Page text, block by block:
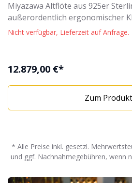
Miyazawa Altflöte aus 925er
außerordentlich ergonomischer
Der Kopus, Kopf und Fußstück
Eigenschaften "Miyazawa Altflöte Alto-
ergonomische
Sterling Silber Kopf und
Silber Mechanik versilbert
inklusive Etui und Schutzhülle
Nicht verfügbar, Lieferzeit auf Anfrage.
12.879,00 €*
Zum Produkt
* Alle Preise inkl. gesetzl.
und ggf. Nachnahmegebühren, wenn